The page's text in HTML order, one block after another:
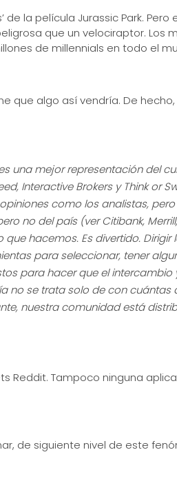
la película Jurassic Park.
que un velociraptor. Los
de millennials en todo el
que algo así vendría. De
una mejor representación del
Interactive Brokers y Think or
como los analistas,
no del país (ver Citibank, Merrill,
hacemos. Es divertido.
para seleccionar, tener
para hacer que el intercambio
no se trata solo de con
nuestra comunidad está
Reddit. Tampoco ninguna
de siguiente nivel de este